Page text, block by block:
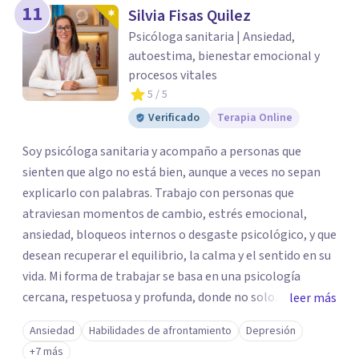
11 Silvia Fisas Quilez
Psicóloga sanitaria | Ansiedad,
autoestima, bienestar emocional y
procesos vitales
5 / 5
Verificado
Terapia Online
Soy psicóloga sanitaria y acompaño a personas que
sienten que algo no está bien, aunque a veces no sepan
explicarlo con palabras. Trabajo con personas que
atraviesan momentos de cambio, estrés emocional,
ansiedad, bloqueos internos o desgaste psicológico, y que
desean recuperar el equilibrio, la calma y el sentido en su
vida. Mi forma de trabajar se basa en una psicología
cercana, respetuosa y profunda, donde no solo
atendemos los síntomas, sino también lo que los
provoca. Integro la psicología positiva y la terapia
leer más
Ansiedad Habilidades de afrontamiento
Depresión
+7 más